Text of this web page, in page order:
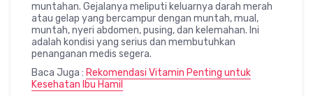
muntahan. Gejalanya meliputi keluarnya darah merah
atau gelap yang bercampur dengan muntah, mual,
muntah, nyeri abdomen, pusing, dan kelemahan. Ini
adalah kondisi yang serius dan membutuhkan
penanganan medis segera.
Baca Juga : Rekomendasi Vitamin Penting untuk
Kesehatan Ibu Hamil